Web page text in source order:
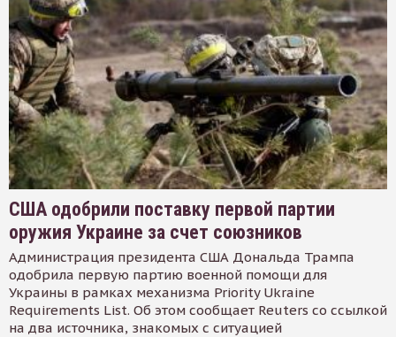
США одобрили поставку первой партии
оружия Украине за счет союзников
Администрация президента США Дональда Трампа
одобрила первую партию военной помощи для
Украины в рамках механизма Priority Ukraine
Requirements List. Об этом сообщает Reuters со ссылкой
на два источника, знакомых с ситуацией